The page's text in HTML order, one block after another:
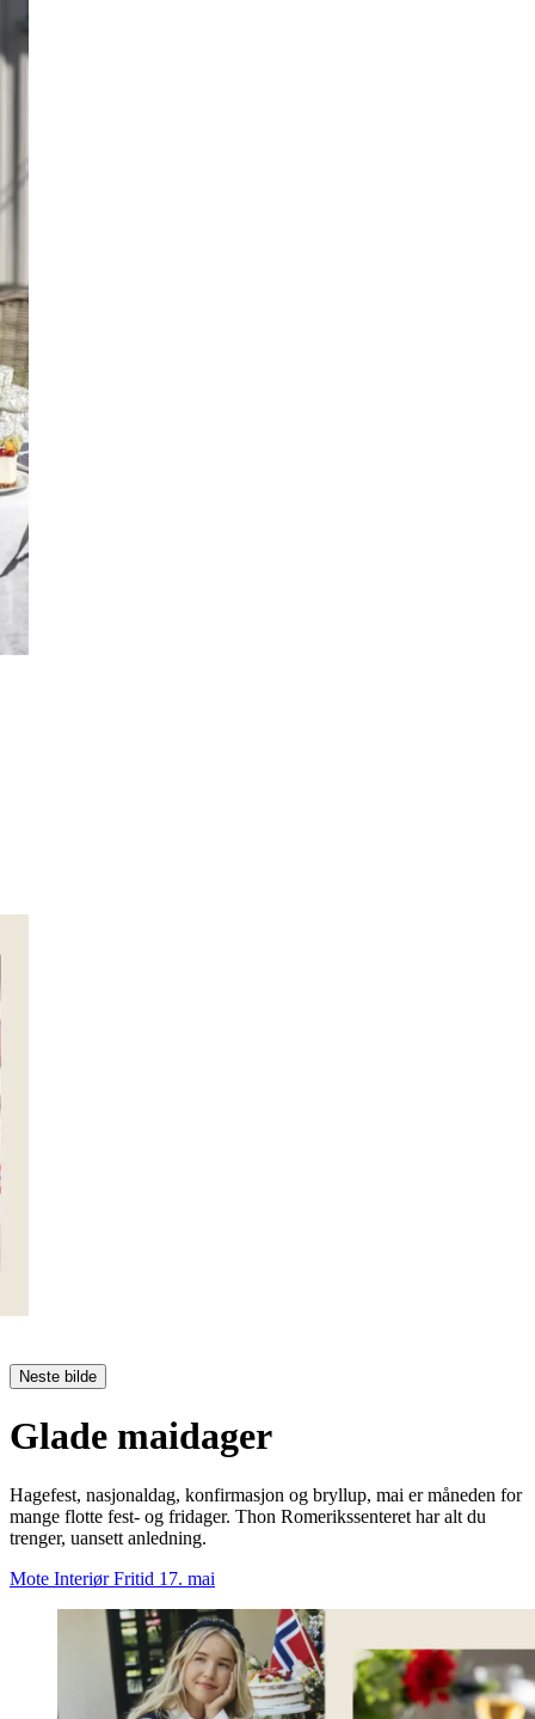
Neste bilde
Glade maidager
Hagefest, nasjonaldag, konfirmasjon og bryllup, mai er måneden for
mange flotte fest- og fridager. Thon Romerikssenteret har alt du
trenger, uansett anledning.
Mote Interiør Fritid 17. mai